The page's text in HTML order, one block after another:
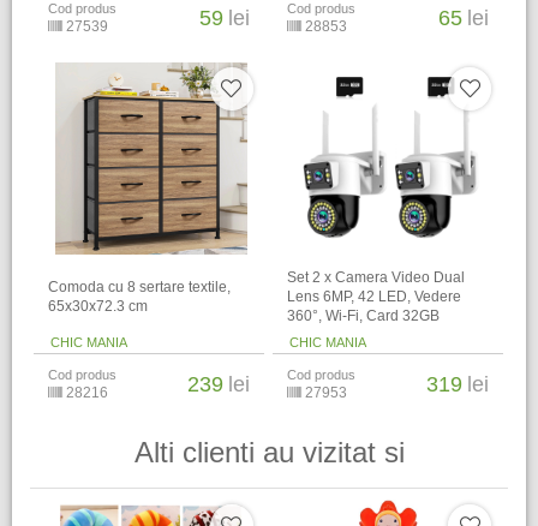
Cod produs
27539 59 lei Cod produs
28853 65 lei
Comoda cu 8 sertare textile,
65x30x72.3 cm
CHIC MANIA
Cod produs
28216 239 lei
Set 2 x Camera Video Dual
Lens 6MP, 42 LED, Vedere
360°, Wi-Fi, Card 32GB
CHIC MANIA
Cod produs
27953 319 lei
Alti clienti au vizitat si